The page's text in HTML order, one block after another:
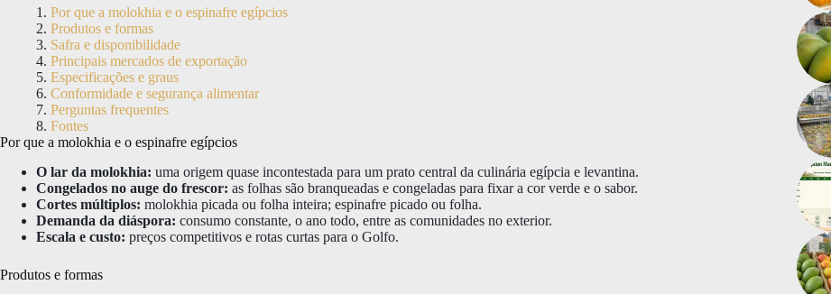
Por que a molokhia e o espinafre egípcios
Produtos e formas
Safra e disponibilidade
Principais mercados de exportação
Especificações e graus
Conformidade e segurança alimentar
Perguntas frequentes
Fontes
Por que a molokhia e o espinafre egípcios
O lar da molokhia: uma origem quase incontestada para um prato central da culinária egípcia e levantina.
Congelados no auge do frescor: as folhas são branqueadas e congeladas para fixar a cor verde e o sabor.
Cortes múltiplos: molokhia picada ou folha inteira; espinafre picado ou folha.
Demanda da diáspora: consumo constante, o ano todo, entre as comunidades no exterior.
Escala e custo: preços competitivos e rotas curtas para o Golfo.
Produtos e formas